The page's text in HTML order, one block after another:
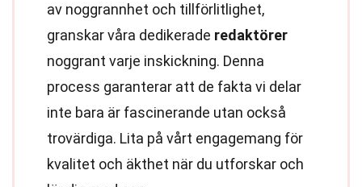
av noggrannhet och tillförlitlighet,
granskar våra dedikerade redaktörer
noggrant varje inskickning. Denna
process garanterar att de fakta vi delar
inte bara är fascinerande utan också
trovärdiga. Lita på vårt engagemang för
kvalitet och äkthet när du utforskar och